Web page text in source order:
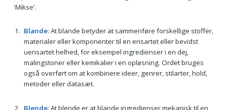
'Mikse'.
Blande: At blande betyder at sammenføre forskellige stoffer,
materialer eller komponenter til en ensartet eller bevidst
uensartet helhed, for eksempel ingredienser i en dej,
malingstoner eller kemikalier i en opløsning. Ordet bruges
også overført om at kombinere ideer, genrer, stilarter, hold,
metoder eller datasæt.
Blende: At blende er at blande ingredienser mekanisk til en